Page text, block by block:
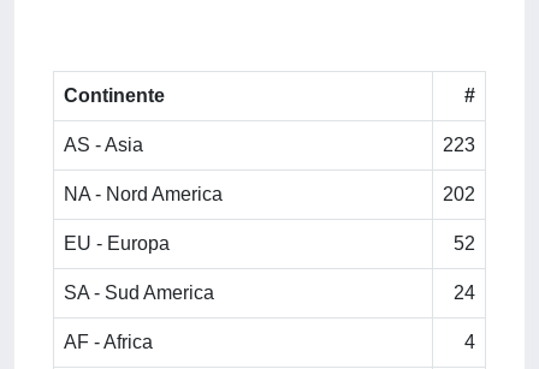
Continente #
AS - Asia 223
NA - Nord America 202
EU - Europa 52
SA - Sud America 24
AF - Africa 4